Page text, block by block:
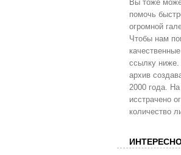
Вы тоже
помочь
огромной
Чтобы нам
ссылку ниже.
архив
2000 года.
исстрачено
количество